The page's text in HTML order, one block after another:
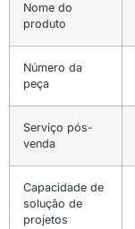
Nome do
produto
Número da
peça
Serviço pós-
venda
Capacidade de
solução de
projetos